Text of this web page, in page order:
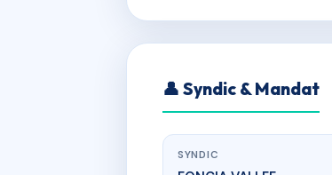
👤 Syndic & Mandat
SYNDIC